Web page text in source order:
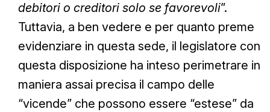
debitori o creditori solo se favorevoli”.
Tuttavia, a ben vedere e per quanto preme
evidenziare in questa sede, il legislatore con
questa disposizione ha inteso perimetrare in
maniera assai precisa il campo delle
“vicende” che possono essere “estese” da